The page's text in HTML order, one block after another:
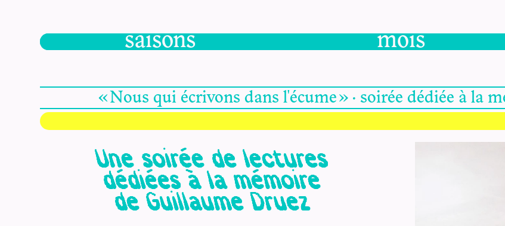
saisons mois
« Nous qui écrivons dans l'écume » · soirée dédiée à la
Une soirée de lectures
dédiées à la mémoire
de Guillaume Druez